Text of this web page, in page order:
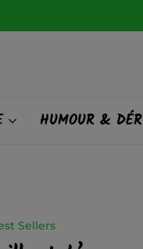
HUMOUR &
Sellers